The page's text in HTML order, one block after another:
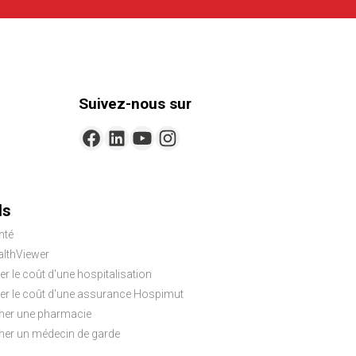
Suivez-nous sur
le coût d'une hospitalisation
le coût d'une assurance Hospimut
une pharmacie
un médecin de garde